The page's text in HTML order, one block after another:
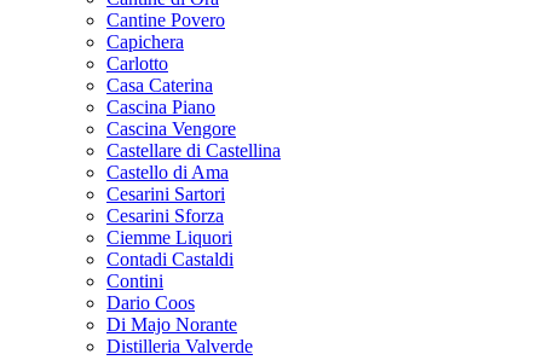
Cantine Povero
Capichera
Carlotto
Casa Caterina
Cascina Piano
Cascina Vengore
Castellare di Castellina
Castello di Ama
Cesarini Sartori
Cesarini Sforza
Ciemme Liquori
Contadi Castaldi
Contini
Dario Coos
Di Majo Norante
Distilleria Valverde